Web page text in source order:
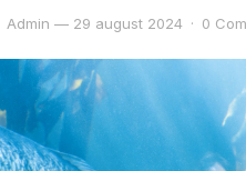
Admin — 29 august 2024 · 0